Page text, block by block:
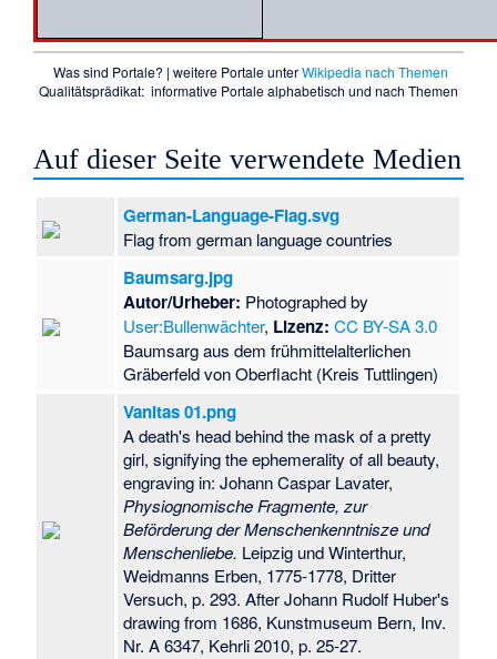
Franco Faccio·Frank Fiedler
(Heimatforscher)·Frank
Judd, Baron Judd·Franz
Albert Stock
Mariaux·Franz Redies·
Franz Roth (Fotograf)·Franz
Franzischak Bahuschewitsch
· Franziska Nietzsche
Frauengrab von Cys-la-
Commune·Friedensreich
Hundertwasser·Friedhof
Mittenwald·Friedrich Aly
·
Friedrich Arnold Herring·
von Bieberstein ·Fritz
Baumgarten (Illustrator)·Fritz
Huth (Hornist)·Fritz
Kohlrausch· Fritz Toepffer
Fātima bint Muhammad·
Gaius Petronius
(Suffektkonsul 25)·Galen
Weston·Ganggrab von
Linden-Pahlkrug· Gangubai
Hangal · Gawriil
Was sind Portale? | weitere Portale unterWikipedia nach Themen
Qualitätsprädikat: informative Portalealphabetisch und nach Themen
Auf dieser Seite verwendete Medien
German-Language-Flag.svg
Flag from german language countries
Baumsarg.jpg
Autor/Urheber: Photographed by
User:Bullenwächter, Lizenz: CC BY-SA 3.0
Baumsarg aus dem frühmittelalterlichen
Gräberfeld von Oberflacht (Kreis Tuttlingen)
Vanitas 01.png
A death's head behind the mask of a pretty
girl, signifying the ephemerality of all beauty,
engraving in: Johann Caspar Lavater,
Physiognomische Fragmente, zur
Beförderung der Menschenkenntnisze und
Menschenliebe. Leipzig und Winterthur,
Weidmanns Erben, 1775-1778, Dritter
Versuch, p. 293. After Johann Rudolf Huber's
drawing from 1686, Kunstmuseum Bern, Inv.
Nr. A 6347, Kehrli 2010, p. 25-27.